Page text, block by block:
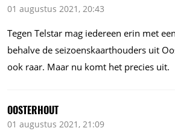
01 augustus 2021, 20:43
Tegen Telstar mag iedereen erin met
behalve de seizoenskaarthouders uit
ook raar. Maar nu komt het precies uit.
OOSTERHOUT
01 augustus 2021, 21:09